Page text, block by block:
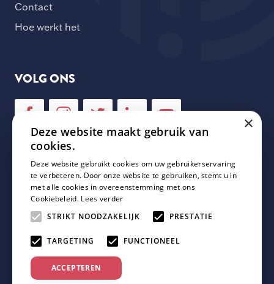
Contact
Hoe werkt het
VOLG ONS
NIEUWSBRIEF
Schrijf je in voor onze nieuwsbrief en mis geen enkele
update van Plaza Padel!
×
Deze website maakt gebruik van
cookies.
Deze website gebruikt cookies om uw gebruikerservaring
te verbeteren. Door onze website te gebruiken, stemt u in
met alle cookies in overeenstemming met ons
Cookiebeleid. Lees verder
STRIKT NOODZAKELIJK
PRESTATIE
TARGETING FUNCTIONEEL
ACCEPTEREN